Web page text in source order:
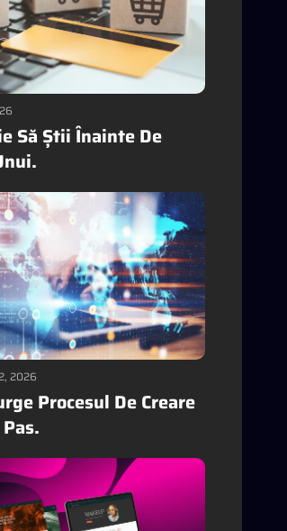
Să Știi Înainte De
2026
Procesul De Creare